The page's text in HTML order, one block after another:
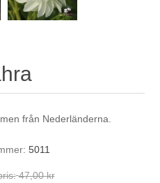
från Nederländerna.
5011
47,00 kr